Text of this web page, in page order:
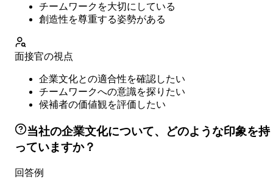
チームワークを大切にしている
創造性を尊重する姿勢がある
面接官の視点
企業文化との適合性を確認したい
チームワークへの意識を探りたい
候補者の価値観を評価したい
当社の企業文化について、どのような印象を持
っていますか？
回答例